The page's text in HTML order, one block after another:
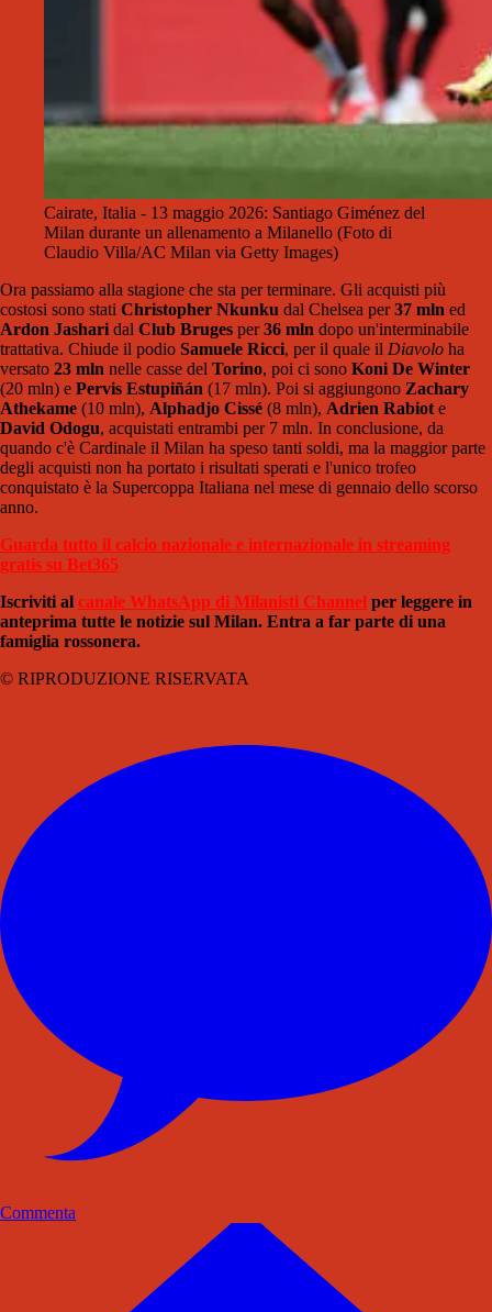
Cairate, Italia - 13 maggio 2026: Santiago Giménez del
Milan durante un allenamento a Milanello (Foto di
Claudio Villa/AC Milan via Getty Images)
Ora passiamo alla stagione che sta per terminare. Gli acquisti più
costosi sono stati Christopher Nkunku dal Chelsea per37 mln ed
Ardon Jashari dal Club Bruges per36 mln dopo un'interminabile
trattativa. Chiude il podio Samuele Ricci, per il quale il Diavolo ha
versato 23 mln nelle casse del Torino, poi ci sono Koni De Winter
(20 mln) e Pervis Estupiñán (17 mln). Poi si aggiungono Zachary
Athekame (10 mln), Alphadjo Cissé (8 mln), Adrien Rabiot e
David Odogu, acquistati entrambi per 7 mln. In conclusione, da
quando c'è Cardinale il Milan ha speso tanti soldi, ma la maggior parte
degli acquisti non ha portato i risultati sperati e l'unico trofeo
conquistato è la Supercoppa Italiana nel mese di gennaio dello scorso
anno.
Guarda tutto il calcio nazionale e internazionale in streaming
gratis su Bet365
Iscriviti al canale WhatsApp di Milanisti Channel per leggere in
anteprima tutte le notizie sul Milan. Entra a far parte di una
famiglia rossonera.
© RIPRODUZIONE RISERVATA
Commenta